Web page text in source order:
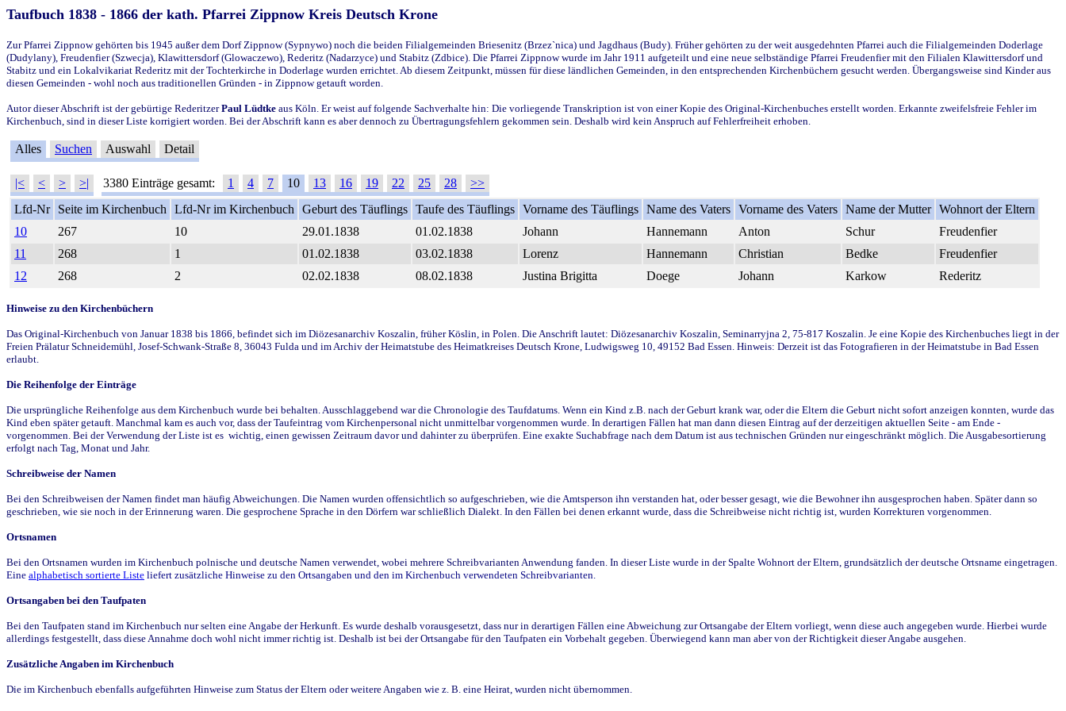
Taufbuch 1838 - 1866 der kath. Pfarrei Zippnow Kreis Deutsch Krone
Zur Pfarrei Zippnow gehörten bis 1945 außer dem Dorf Zippnow (Sypnywo) noch die beiden Filialgemeinden Briesenitz (Brzez`nica) und Jagdhaus (Budy). Früher gehörten zu der weit ausgedehnten Pfarrei auch die Filialgemeinden Doderlage
(Dudylany), Freudenfier (Szwecja), Klawittersdorf (Glowaczewo), Rederitz (Nadarzyce) und Stabitz (Zdbice). Die Pfarrei Zippnow wurde im Jahr 1911 aufgeteilt und eine neue selbständige Pfarrei Freudenfier mit den Filialen Klawittersdorf und
Stabitz und ein Lokalvikariat Rederitz mit der Tochterkirche in Doderlage wurden errichtet. Ab diesem Zeitpunkt, müssen für diese ländlichen Gemeinden, in den entsprechenden Kirchenbüchern gesucht werden. Übergangsweise sind Kinder aus
diesen Gemeinden - wohl noch aus traditionellen Gründen - in Zippnow getauft worden.
Autor dieser Abschrift ist der gebürtige RederitzerPaul Lüdtke aus Köln. Er weist auf folgende Sachverhalte hin: Die vorliegende Transkription ist von einer Kopie des Original-Kirchenbuches erstellt worden. Erkannte zweifelsfreie Fehler im
Kirchenbuch, sind in dieser Liste korrigiert worden. Bei der Abschrift kann es aber dennoch zu Übertragungsfehlern gekommen sein. Deshalb wird kein Anspruch auf Fehlerfreiheit erhoben.
Alles Suchen Auswahl Detail
|< < > >| 3380 Einträge gesamt: 1 4 7 10 13 16 19 22 25 28
>>
Lfd-Nr
Seite im Kirchenbuch Lfd-Nr im Kirchenbuch Geburt des Täuflings Taufe des Täuflings Vorname des Täuflings Name des Vaters Vorname des Vaters Name der Mutter Wohnort der Eltern
10
267 10 29.01.1838 01.02.1838 Johann Hannemann Anton Schur
Freudenfier
11
268 1 01.02.1838 03.02.1838 Lorenz Hannemann Christian Bedke
Freudenfier
12
268 2 02.02.1838 08.02.1838 Justina Brigitta Doege Johann Karkow Rederitz
Hinweise zu den Kirchenbüchern
Das Original-Kirchenbuch von Januar 1838 bis 1866, befindet sich im Diözesanarchiv Koszalin, früher Köslin, in Polen. Die Anschrift lautet: Diözesanarchiv Koszalin, Seminarryjna 2, 75-817 Koszalin. Je eine Kopie des Kirchenbuches liegt in der
Freien Prälatur Schneidemühl, Josef-Schwank-Straße 8, 36043 Fulda und im Archiv der Heimatstube des Heimatkreises Deutsch Krone, Ludwigsweg 10, 49152 Bad Essen. Hinweis: Derzeit ist das Fotografieren in der Heimatstube in Bad Essen
erlaubt.
Die Reihenfolge der Einträge
Die ursprüngliche Reihenfolge aus dem Kirchenbuch wurde bei behalten. Ausschlaggebend war die Chronologie des Taufdatums. Wenn ein Kind z.B. nach der Geburt krank war, oder die Eltern die Geburt nicht sofort anzeigen konnten, wurde das
Kind eben später getauft. Manchmal kam es auch vor, dass der Taufeintrag vom Kirchenpersonal nicht unmittelbar vorgenommen wurde. In derartigen Fällen hat man dann diesen Eintrag auf der derzeitigen aktuellen Seite - am Ende -
vorgenommen. Bei der Verwendung der Liste ist es wichtig, einen gewissen Zeitraum davor und dahinter zu überprüfen. Eine exakte Suchabfrage nach dem Datum ist aus technischen Gründen nur eingeschränkt möglich. Die Ausgabesortierung
erfolgt nach Tag, Monat und Jahr.
Schreibweise der Namen
Bei den Schreibweisen der Namen findet man häufig Abweichungen. Die Namen wurden offensichtlich so aufgeschrieben, wie die Amtsperson ihn verstanden hat, oder besser gesagt, wie die Bewohner ihn ausgesprochen haben. Später dann so
geschrieben, wie sie noch in der Erinnerung waren. Die gesprochene Sprache in den Dörfern war schließlich Dialekt. In den Fällen bei denen erkannt wurde, dass die Schreibweise nicht richtig ist, wurden Korrekturen vorgenommen.
Ortsnamen
Bei den Ortsnamen wurden im Kirchenbuch polnische und deutsche Namen verwendet, wobei mehrere Schreibvarianten Anwendung fanden. In dieser Liste wurde in der Spalte Wohnort der Eltern, grundsätzlich der deutsche Ortsname eingetragen.
Eine alphabetisch sortierte Liste liefert zusätzliche Hinweise zu den Ortsangaben und den im Kirchenbuch verwendeten Schreibvarianten.
Ortsangaben bei den Taufpaten
Bei den Taufpaten stand im Kirchenbuch nur selten eine Angabe der Herkunft. Es wurde deshalb vorausgesetzt, dass nur in derartigen Fällen eine Abweichung zur Ortsangabe der Eltern vorliegt, wenn diese auch angegeben wurde. Hierbei wurde
allerdings festgestellt, dass diese Annahme doch wohl nicht immer richtig ist. Deshalb ist bei der Ortsangabe für den Taufpaten ein Vorbehalt gegeben. Überwiegend kann man aber von der Richtigkeit dieser Angabe ausgehen.
Zusätzliche Angaben im Kirchenbuch
Die im Kirchenbuch ebenfalls aufgeführten Hinweise zum Status der Eltern oder weitere Angaben wie z. B. eine Heirat, wurden nicht übernommen.